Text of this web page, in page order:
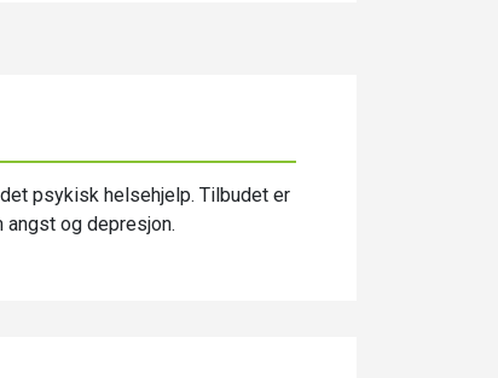
psykisk helsehjelp. Tilbudet er
og depresjon.